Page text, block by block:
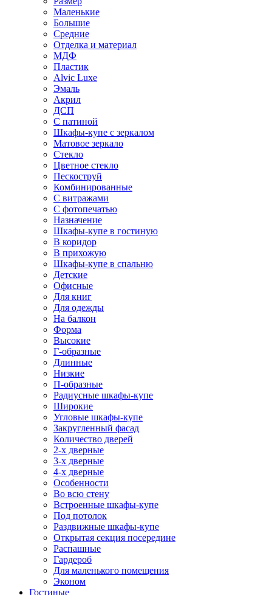
Маленькие
Большие
Средние
Отделка и материал
МДФ
Пластик
Alvic Luxe
Эмаль
Акрил
ДСП
С патиной
Шкафы-купе с зеркалом
Матовое зеркало
Стекло
Цветное стекло
Пескоструй
Комбинированные
С витражами
С фотопечатью
Назначение
Шкафы-купе в гостиную
В коридор
В прихожую
Шкафы-купе в спальню
Детские
Офисные
Для книг
Для одежды
На балкон
Форма
Высокие
Г-образные
Длинные
Низкие
П-образные
Радиусные шкафы-купе
Широкие
Угловые шкафы-купе
Закругленный фасад
Количество дверей
2-х дверные
3-х дверные
4-х дверные
Особенности
Во всю стену
Встроенные шкафы-купе
Под потолок
Раздвижные шкафы-купе
Открытая секция посередине
Распашные
Гардероб
Для маленького помещения
Эконом
Гостиные